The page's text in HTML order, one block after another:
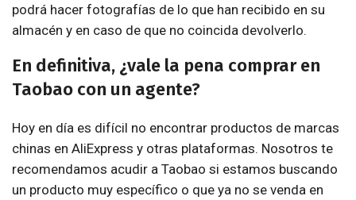
podrá hacer fotografías de lo que han recibido en su
almacén y en caso de que no coincida devolverlo.
En definitiva, ¿vale la pena comprar en
Taobao con un agente?
Hoy en día es difícil no encontrar productos de marcas
chinas en AliExpress y otras plataformas. Nosotros te
recomendamos acudir a Taobao si estamos buscando
un producto muy específico o que ya no se venda en